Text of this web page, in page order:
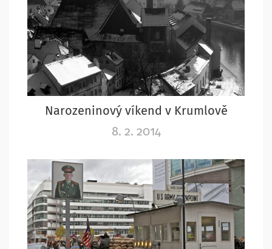
Narozeninový víkend v Krumlově
8. 2. 2014